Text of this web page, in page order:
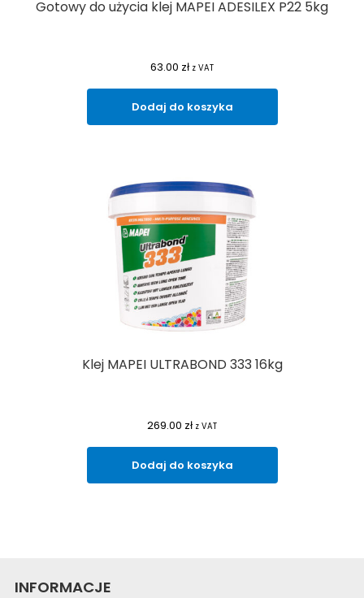
Gotowy do użycia klej MAPEI ADESILEX P22 5kg
63.00 zł z VAT
Dodaj do koszyka
Klej MAPEI ULTRABOND 333 16kg
269.00 zł z VAT
Dodaj do koszyka
INFORMACJE